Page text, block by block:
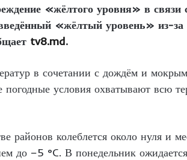
«жёлтого уровня» в связи
«жёлтый уровень» из-за
tv8.md.
в сочетании с дождём и
погодные условия охватывают всю
районов колеблется около нуля и
до −5 °C. В понедельник